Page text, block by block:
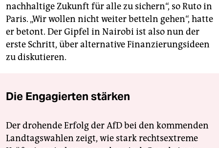
nachhaltige Zukunft für alle zu sichern“, so Ruto in
Paris. „Wir wollen nicht weiter betteln gehen“, hatte
er betont. Der Gipfel in Nairobi ist also nun der
erste Schritt, über alternative Finanzierungsideen
zu diskutieren.
Die Engagierten stärken
Der drohende Erfolg der AfD bei den kommenden
Landtagswahlen zeigt, wie stark rechtsextreme